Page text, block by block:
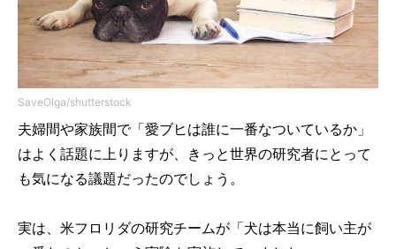
SaveOlga/shutterstock
夫婦間や家族間で「愛ブヒは誰に一番なついているか」
はよく話題に上りますが、きっと世界の研究者にとって
も気になる議題だったのでしょう。
実は、米フロリダの研究チームが「犬は本当に飼い主が